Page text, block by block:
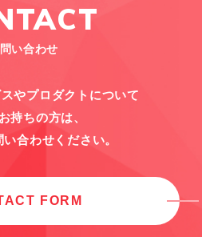
い合わせ
やプロダクトについて
持ちの方は、
合わせください。
FORM